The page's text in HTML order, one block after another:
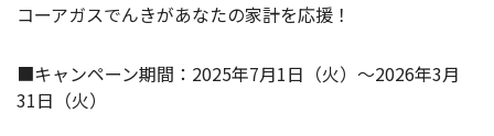
コーアガスでんきがあなたの家計を応援！
■キャンペーン期間：2025年7月1日（火）～2026年3月
31日（火）